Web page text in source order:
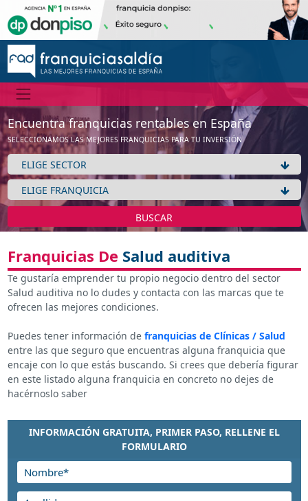
Encuentra franquicias rentables en España
SELECCIONAMOS LAS MEJORES FRANQUICIAS PARA TU INVERSIÓN
BUSCAR
Franquicias De Salud auditiva
Te gustaría emprender tu propio negocio dentro del sector
Salud auditiva no lo dudes y contacta con las marcas que te
ofrecen las mejores condiciones.
Puedes tener información de franquicias de Clínicas / Salud
entre las que seguro que encuentras alguna franquicia que
encaje con lo que estás buscando. Si crees que debería figurar
en este listado alguna franquicia en concreto no dejes de
hacérnoslo saber
INFORMACIÓN GRATUITA, PRIMER PASO, RELLENE EL
FORMULARIO